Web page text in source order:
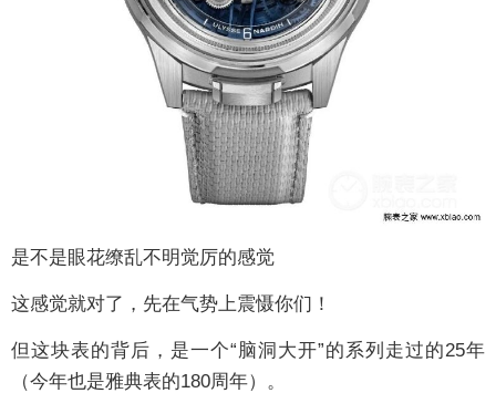
是不是眼花缭乱不明觉厉的感觉
这感觉就对了，先在气势上震慑你们！
但这块表的背后，是一个“脑洞大开”的系列走过的25年
（今年也是雅典表的180周年）。